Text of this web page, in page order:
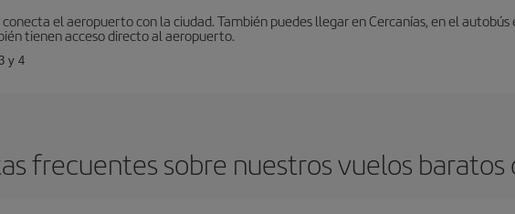
el aeropuerto con la ciudad. También puedes llegar en Cercanías, en el
tienen acceso directo al aeropuerto.
y 4
frecuentes sobre nuestros vuelos baratos